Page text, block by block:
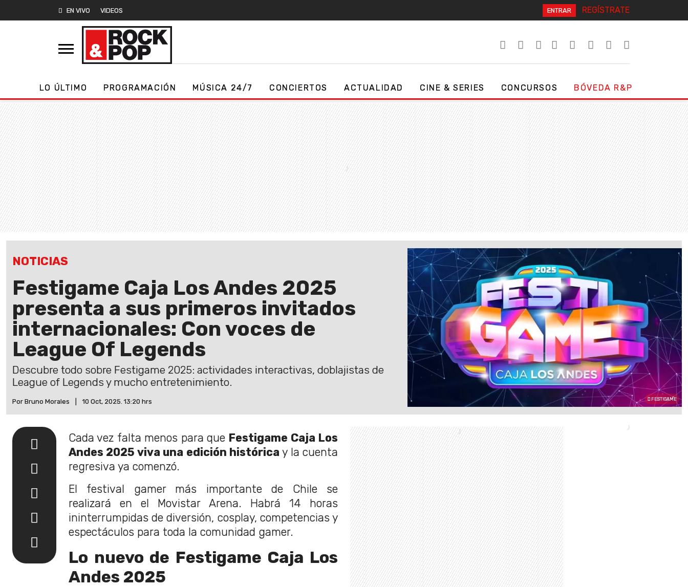
EN VIVO VIDEOS ENTRAR REGÍSTRATE
LO ÚLTIMO PROGRAMACIÓN MÚSICA 24/7 CONCIERTOS ACTUALIDAD CINE & SERIES CONCURSOS BÓVEDA R&P
NOTICIAS
Festigame Caja Los Andes 2025
presenta a sus primeros invitados
internacionales: Con voces de
League Of Legends
Descubre todo sobre Festigame 2025: actividades interactivas, doblajistas de
League of Legends y mucho entretenimiento.
Por Bruno Morales 10 Oct, 2025. 13:20 hrs FESTIGAME
Cada vez falta menos para que Festigame Caja Los
Andes 2025 viva una edición históricay la cuenta
regresiva ya comenzó.
El festival gamer más importante de Chile se
realizará en el Movistar Arena. Habrá 14 horas
ininterrumpidas de diversión, cosplay, competencias y
espectáculos para toda la comunidad gamer.
Lo nuevo de Festigame Caja Los
Andes 2025